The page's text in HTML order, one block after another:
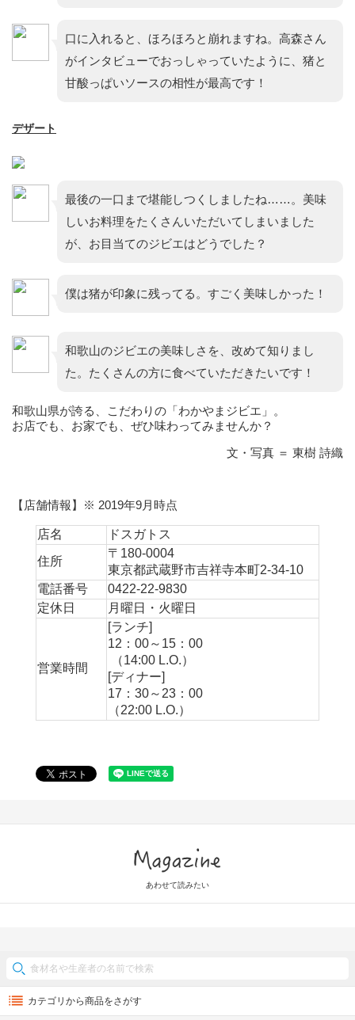
口に入れると、ほろほろと崩れますね。高森さん
がインタビューでおっしゃっていたように、猪と
甘酸っぱいソースの相性が最高です！
デザート
最後の一口まで堪能しつくしましたね……。美味
しいお料理をたくさんいただいてしまいました
が、お目当てのジビエはどうでした？
僕は猪が印象に残ってる。すごく美味しかった！
和歌山のジビエの美味しさを、改めて知りまし
た。たくさんの方に食べていただきたいです！
和歌山県が誇る、こだわりの「わかやまジビエ」。
お店でも、お家でも、ぜひ味わってみませんか？
文・写真 ＝ 東樹 詩織
【店舗情報】※ 2019年9月時点
店名
ドスガトス
住所
〒180-0004
東京都武蔵野市吉祥寺本町2-34-10
電話番号
0422-22-9830
定休日
月曜日・火曜日
営業時間
[ランチ]
12：00～15：00
（14:00 L.O.）
[ディナー]
17：30～23：00
（22:00 L.O.）
あわせて読みたい
カテゴリから商品をさがす